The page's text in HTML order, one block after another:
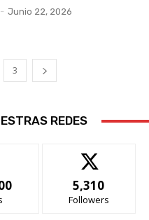
- Junio 22, 2026
3
REDES
5,310
Followers